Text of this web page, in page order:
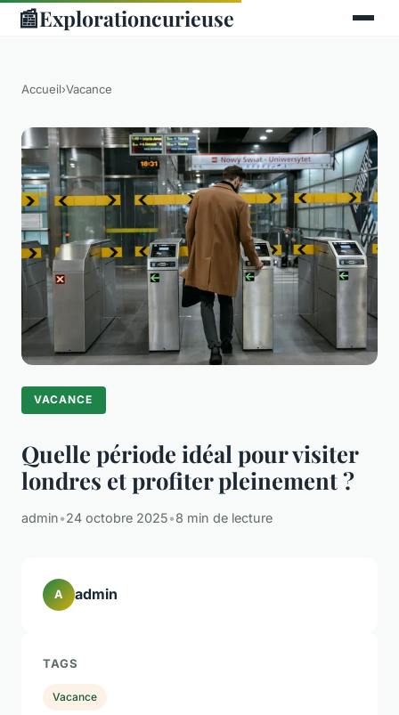
📰Explorationcurieuse
Accueil›Vacance
VACANCE
Quelle période idéal pour visiter
londres et profiter pleinement ?
admin•24 octobre 2025•8 min de lecture
A admin
TAGS
Vacance